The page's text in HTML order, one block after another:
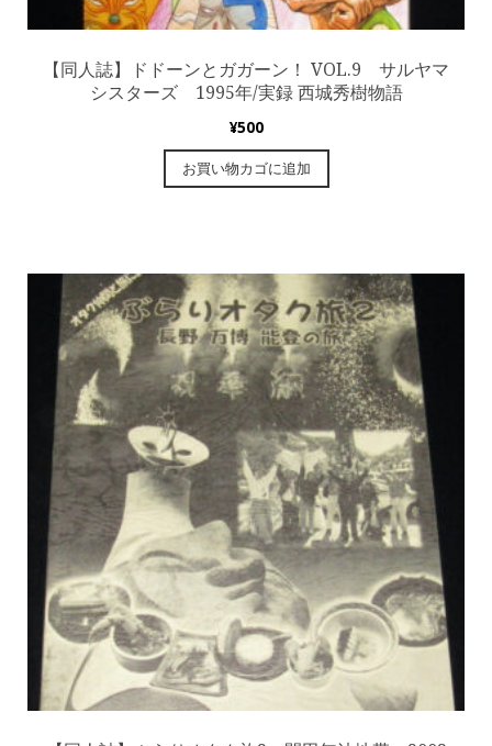
【同人誌】ドドーンとガガーン！ VOL.9 サルヤマ
シスターズ 1995年/実録 西城秀樹物語
¥500
お買い物カゴに追加